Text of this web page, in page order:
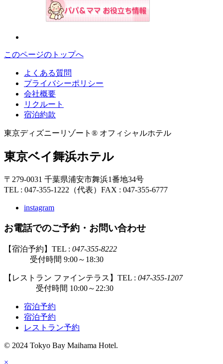
このページのトップへ
よくある質問
プライバシーポリシー
会社概要
リクルート
宿泊約款
東京ディズニーリゾート® オフィシャルホテル
東京ベイ舞浜ホテル
〒279-0031 千葉県浦安市舞浜1番地34号
TEL : 047-355-1222（代表） FAX : 047-355-6777
instagram
お電話でのご予約・お問い合わせ
【宿泊予約】TEL : 047-355-8222
受付時間 9:00～18:30
【レストラン ファインテラス】TEL : 047-355-1207
受付時間 10:00～22:30
宿泊予約
宿泊予約
レストラン予約
© 2024 Tokyo Bay Maihama Hotel.
×